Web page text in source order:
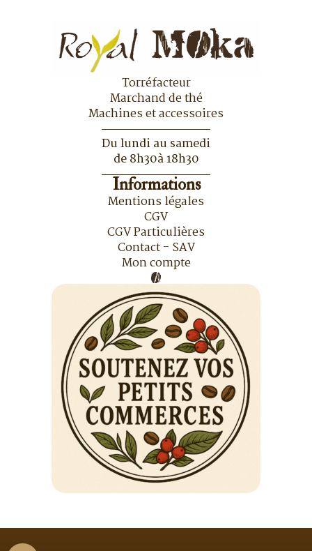
Torréfacteur
Marchand de thé
Machines et accessoires
Du lundi au samedi
de 8h30à 18h30
Informations
Mentions légales
CGV
CGV Particulières
Contact - SAV
Mon compte